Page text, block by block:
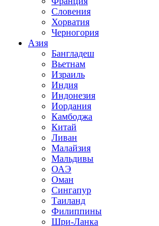
Словения
Хорватия
Черногория
Азия
Бангладеш
Вьетнам
Израиль
Индия
Индонезия
Иордания
Камбоджа
Китай
Ливан
Малайзия
Мальдивы
ОАЭ
Оман
Сингапур
Таиланд
Филиппины
Шри-Ланка